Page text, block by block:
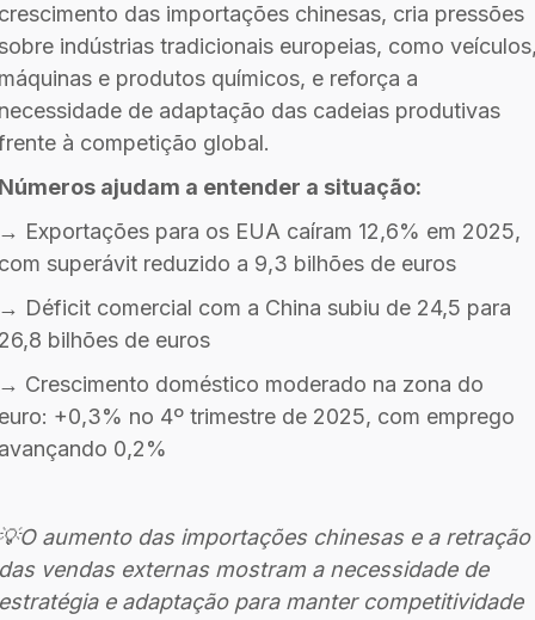
das importações chinesas, cria pressões
indústrias tradicionais europeias, como
e produtos químicos, e reforça a
de adaptação das cadeias produtivas
à competição global.
ajudam a entender a situação:
Exportações para os EUA caíram 12,6% em 2025,
superávit reduzido a 9,3 bilhões de euros
Déficit comercial com a China subiu de 24,5 para
bilhões de euros
Crescimento doméstico moderado na zona do
+0,3% no 4º trimestre de 2025, com emprego
0,2%
aumento das importações chinesas e a retração
vendas externas mostram a necessidade de
e adaptação para manter competitividade